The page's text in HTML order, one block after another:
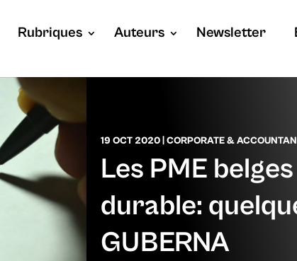
Rubriques Auteurs Newsletter
19 OCT 2020| CORPORATE &
Les PME
durable:
GUBERNA